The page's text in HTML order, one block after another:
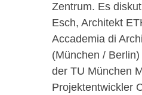
Zentrum. Es
Esch, Architekt
Accademia di
(München /
der TU München
Projektentwickler